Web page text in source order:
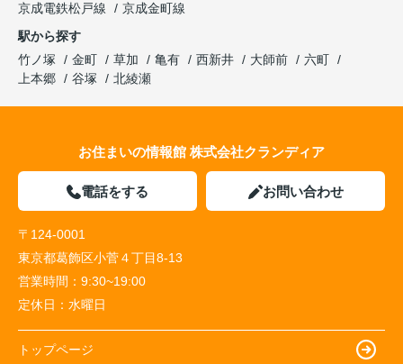
京成電鉄松戸線
京成金町線
駅から探す
竹ノ塚
金町 草加 亀有 西新井 大師前
六町
上本郷
谷塚 北綾瀬
お住まいの情報館 株式会社クランディア
電話をする お問い合わせ
〒124-0001
東京都葛飾区小菅４丁目8-13
営業時間： 9:30~19:00
定休日： 水曜日
トップページ